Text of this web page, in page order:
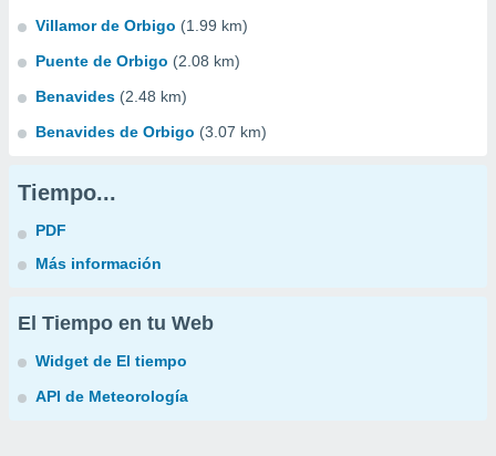
Villamor de Orbigo (1.99 km)
Puente de Orbigo (2.08 km)
Benavides (2.48 km)
Benavides de Orbigo (3.07 km)
Tiempo...
PDF
Más información
El Tiempo en tu Web
Widget de El tiempo
API de Meteorología